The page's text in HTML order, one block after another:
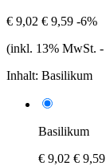
€ 9,02 € 9,59 -6%
(inkl. 13% MwSt. -
Inhalt: Basilikum
Basilikum
€ 9,02 € 9,59